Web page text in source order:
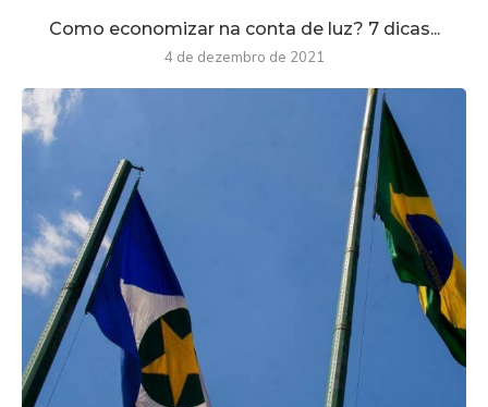
Como economizar na conta de luz? 7 dicas...
4 de dezembro de 2021